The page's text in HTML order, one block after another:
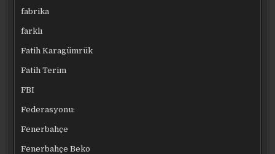
fabrika
farklı
Fatih Karagümrük
Fatih Terim
FBI
Federasyonu:
Fenerbahçe
Fenerbahçe Beko